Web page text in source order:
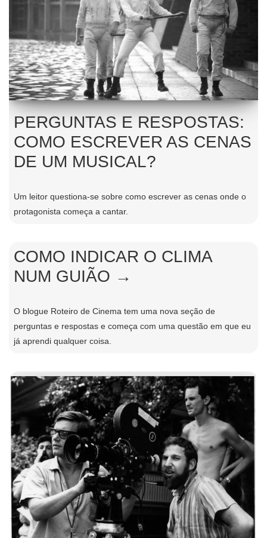
PERGUNTAS E RESPOSTAS:
COMO ESCREVER AS CENAS
DE UM MUSICAL?
Um leitor questiona-se sobre como escrever as cenas onde o
protagonista começa a cantar.
COMO INDICAR O CLIMA
NUM GUIÃO →
O blogue Roteiro de Cinema tem uma nova seção de
perguntas e respostas e começa com uma questão em que eu
já aprendi qualquer coisa.